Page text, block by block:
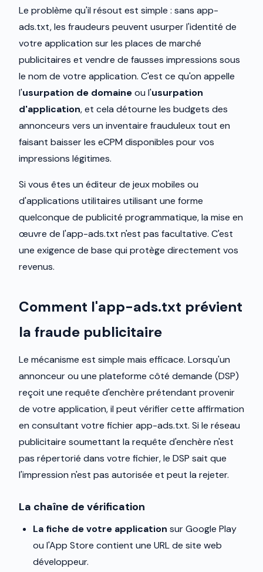
Le problème qu'il résout est simple : sans app-
ads.txt, les fraudeurs peuvent usurper l'identité de
votre application sur les places de marché
publicitaires et vendre de fausses impressions sous
le nom de votre application. C'est ce qu'on appelle
l'usurpation de domaineou l'usurpation
d'application, et cela détourne les budgets des
annonceurs vers un inventaire frauduleux tout en
faisant baisser les eCPM disponibles pour vos
impressions légitimes.
Si vous êtes un éditeur de jeux mobiles ou
d'applications utilitaires utilisant une forme
quelconque de publicité programmatique, la mise en
œuvre de l'app-ads.txt n'est pas facultative. C'est
une exigence de base qui protège directement vos
revenus.
Comment l'app-ads.txt prévient
la fraude publicitaire
Le mécanisme est simple mais efficace. Lorsqu'un
annonceur ou une plateforme côté demande (DSP)
reçoit une requête d'enchère prétendant provenir
de votre application, il peut vérifier cette affirmation
en consultant votre fichier app-ads.txt. Si le réseau
publicitaire soumettant la requête d'enchère n'est
pas répertorié dans votre fichier, le DSP sait que
l'impression n'est pas autorisée et peut la rejeter.
La chaîne de vérification
La fiche de votre application sur Google Play
ou l'App Store contient une URL de site web
développeur.